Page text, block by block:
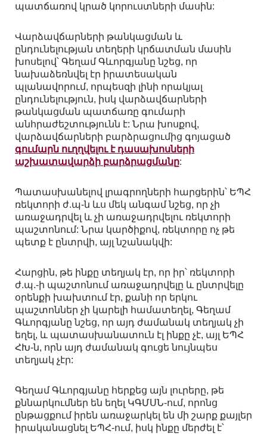
պատճառով կրած կորուստների մասին:
Վարձավճարների թանկացման և
ընդունելության տեղերի կրճատման մասին
խոսելով՝ Գեղամ Գևորգյանը նշեց, որ
նախաձեռնվել էր իրատեսական
պլանավորում, որպեսզի լինի որակյալ
ընդունելություն, իսկ վարձավճարների
թանկացման պատճառը գումարի
անհրաժեշտությունն է: Նրա խոսքով,
վարձավճարների բարձրացումից գոյացած
գումարն ուղղվելու է դասախոսների
աշխատավարձի բարձրացմանը:
Պատասխանելով լրագրողների հարցերին՝ ԵՊՀ
ռեկտորի ժ.պ-ն ևս մեկ անգամ նշեց, որ չի
առաջադրվել և չի առաջադրվելու ռեկտորի
պաշտոնում: Նրա կարծիքով, ռեկտորը ոչ թե
պետք է ընտրվի, այլ նշանակվի:
Հարցին, թե ինքը տեղյակ էր, որ իր՝ ռեկտորի
ժ.պ.-ի պաշտոնում առաջադրվելը և ընտրվելը
օրենքի խախտում էր, քանի որ երկու
պաշտոններ չի կարելի համատեղել, Գեղամ
Գևորգյանը նշեց, որ այդ ժամանակ տեղյակ չի
եղել, և պատասխանատուն էլ ինքը չէ, այլ ԵՊՀ
ՀԽ-ն, որն այդ ժամանակ գուցե նույնպես
տեղյակ չէր:
Գեղամ Գևորգյանը հերքեց այն լուրերը, թե
քննարկումներ են եղել ԿԳՄՍՆ-ում, որոնց
ընթացքում իրեն առաջարկել են մի շարք քայլեր
իրականացնել ԵՊՀ-ում, իսկ ինքը մերժել է՝